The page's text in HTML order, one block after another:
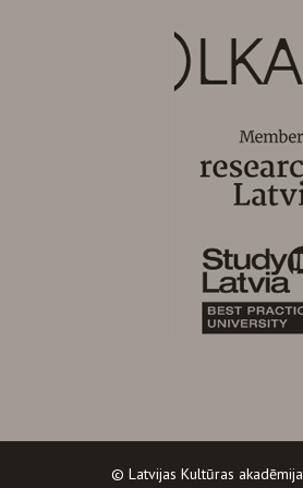
© Latvijas Kultūras akadēmija